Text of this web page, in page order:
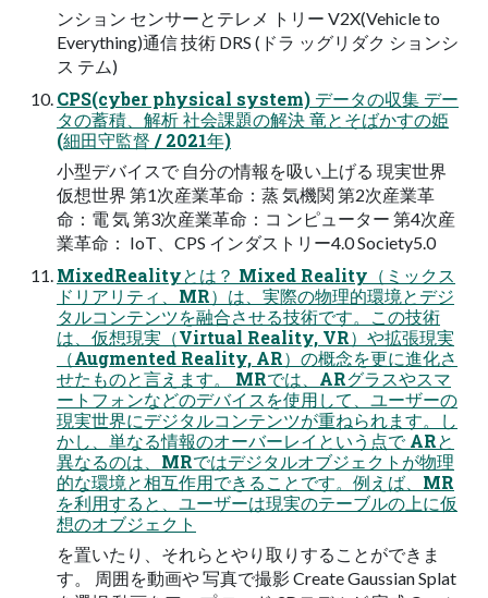
ンション センサーとテレメ トリー V2X(Vehicle to
Everything)通信 技術 DRS (ドラ ッグリダク ションシ
ス テム)
CPS(cyber physical system) データの収集 デー
タの蓄積、解析 社会課題の解決 竜とそばかすの姫
(細田守監督 / 2021年)
小型デバイスで 自分の情報を吸い上げる 現実世界
仮想世界 第1次産業革命：蒸 気機関 第2次産業革
命：電 気 第3次産業革命：コ ンピューター 第4次産
業革命： IoT、CPS インダストリー4.0 Society5.0
MixedRealityとは？ Mixed Reality（ミックス
ドリアリティ、MR）は、実際の物理的環境とデジ
タルコンテンツを融合させる技術です。この技術
は、仮想現実（Virtual Reality, VR）や拡張現実
（Augmented Reality, AR）の概念を更に進化さ
せたものと言えます。 MRでは、ARグラスやスマ
ートフォンなどのデバイスを使用して、ユーザーの
現実世界にデジタルコンテンツが重ねられます。し
かし、単なる情報のオーバーレイという点で ARと
異なるのは、MRではデジタルオブジェクトが物理
的な環境と相互作用できることです。例えば、MR
を利用すると、ユーザーは現実のテーブルの上に仮
想のオブジェクト
を置いたり、それらとやり取りすることができま
す。 周囲を動画や 写真で撮影 Create Gaussian Splat